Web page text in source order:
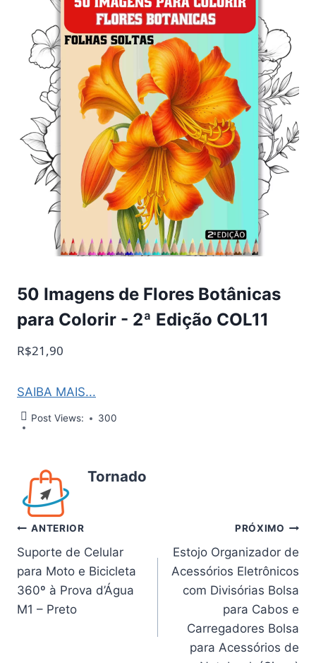
50 Imagens de Flores Botânicas
para Colorir - 2ª Edição COL11
R$21,90
SAIBA MAIS...
Post Views: 300
Tornado
Navegação
de
Post
ANTERIOR
Suporte de Celular
para Moto e Bicicleta
360º à Prova d’Água
M1 – Preto
PRÓXIMO
Estojo Organizador de
Acessórios Eletrônicos
com Divisórias Bolsa
para Cabos e
Carregadores Bolsa
para Acessórios de